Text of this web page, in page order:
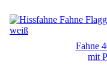
Fahne
mit